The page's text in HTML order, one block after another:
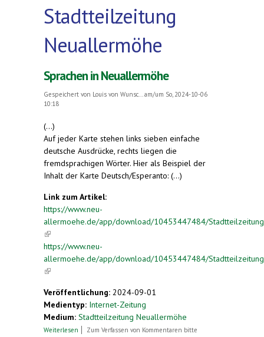
Stadtteilzeitung
Neuallermöhe
Sprachen in Neuallermöhe
Gespeichert von Louis von Wunsc...
am/um So, 2024-10-06
10:18
(...)
Auf jeder Karte stehen links sieben einfache
deutsche Ausdrücke, rechts liegen die
fremdsprachigen Wörter. Hier als Beispiel der
Inhalt der Karte Deutsch/Esperanto: (...)
Link zum Artikel:
https://www.neu-
allermoehe.de/app/download/10453447484/
(link is external)
https://www.neu-
allermoehe.de/app/download/10453447484/
(link is external)
Veröffentlichung: 2024-09-01
Medientyp: Internet-Zeitung
Medium: Stadtteilzeitung Neuallermöhe
Weiterlesen über Sprachen in Neuallermöhe
Zum Verfassen von Kommentaren bitte